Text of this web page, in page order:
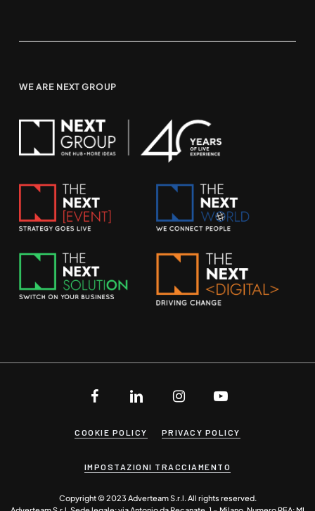
WE ARE NEXT GROUP
COOKIE POLICY PRIVACY POLICY
IMPOSTAZIONI TRACCIAMENTO
Copyright © 2023 Adverteam S.r.l. All rights reserved.